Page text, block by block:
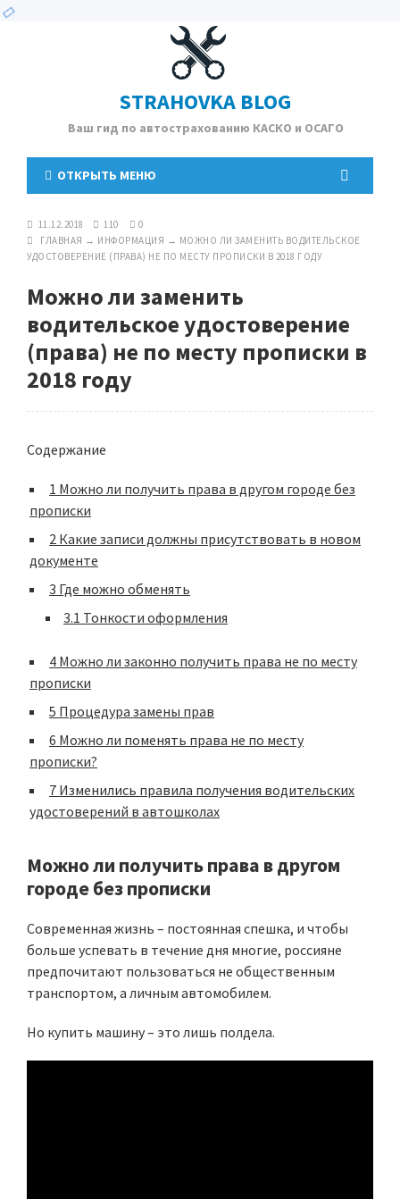
STRAHOVKA BLOG
Ваш гид по автострахованию КАСКО и ОСАГО
ОТКРЫТЬ МЕНЮ
11.12.2018 110
0
ГЛАВНАЯ → ИНФОРМАЦИЯ → МОЖНО ЛИ ЗАМЕНИТЬ ВОДИТЕЛЬСКОЕ
УДОСТОВЕРЕНИЕ (ПРАВА) НЕ ПО МЕСТУ ПРОПИСКИ В 2018 ГОДУ
Можно ли заменить
водительское удостоверение
(права) не по месту прописки в
2018 году
Содержание
1 Можно ли получить права в другом городе без
прописки
2 Какие записи должны присутствовать в новом
документе
3 Где можно обменять
3.1 Тонкости оформления
4 Можно ли законно получить права не по месту
прописки
5 Процедура замены прав
6 Можно ли поменять права не по месту
прописки?
7 Изменились правила получения водительских
удостоверений в автошколах
Можно ли получить права в другом
городе без прописки
Современная жизнь – постоянная спешка, и чтобы
больше успевать в течение дня многие, россияне
предпочитают пользоваться не общественным
транспортом, а личным автомобилем.
Но купить машину – это лишь полдела.